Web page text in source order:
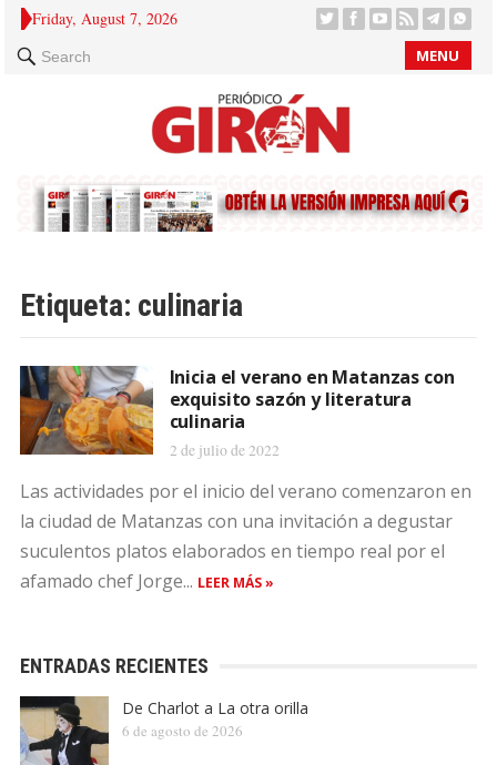
Friday, August 7, 2026
Search MENU
Etiqueta: culinaria
Inicia el verano en Matanzas con
exquisito sazón y literatura
culinaria
2 de julio de 2022
Las actividades por el inicio del verano comenzaron en
la ciudad de Matanzas con una invitación a degustar
suculentos platos elaborados en tiempo real por el
afamado chef Jorge... LEER MÁS »
ENTRADAS RECIENTES
De Charlot a La otra orilla
6 de agosto de 2026